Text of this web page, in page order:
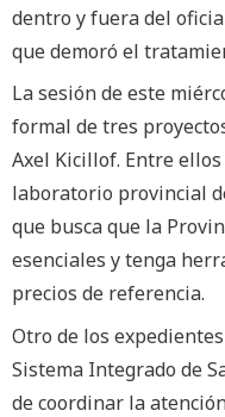
dentro y fuera del
que demoró el
La sesión de este
formal de tres
Axel Kicillof. Entre
laboratorio provincial
que busca que la
esenciales y tenga
precios de referencia.
Otro de los
Sistema Integrado de
de coordinar la